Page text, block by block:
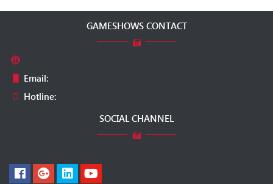
GAMESHOWS CONTACT
Email:
Hotline:
SOCIAL CHANNEL